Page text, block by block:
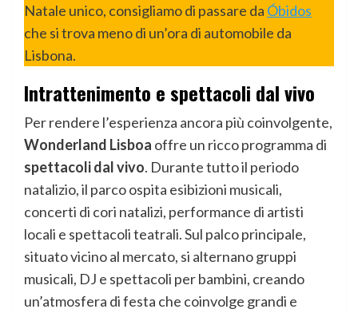
Natale unico, consigliamo di passare da Óbidos
che si trova meno di un’ora di automobile da
Lisbona.
Intrattenimento e spettacoli dal vivo
Per rendere l’esperienza ancora più coinvolgente,
Wonderland Lisboa offre un ricco programma di
spettacoli dal vivo. Durante tutto il periodo
natalizio, il parco ospita esibizioni musicali,
concerti di cori natalizi, performance di artisti
locali e spettacoli teatrali. Sul palco principale,
situato vicino al mercato, si alternano gruppi
musicali, DJ e spettacoli per bambini, creando
un’atmosfera di festa che coinvolge grandi e